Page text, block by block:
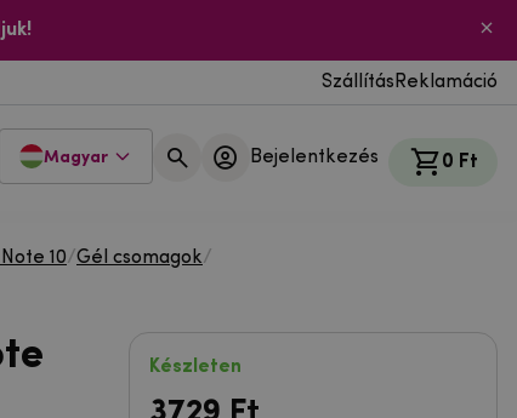
Szállítás Reklamáció
Magyar Bejelentkezés 0 Ft
10/Gél csomagok/
Készleten